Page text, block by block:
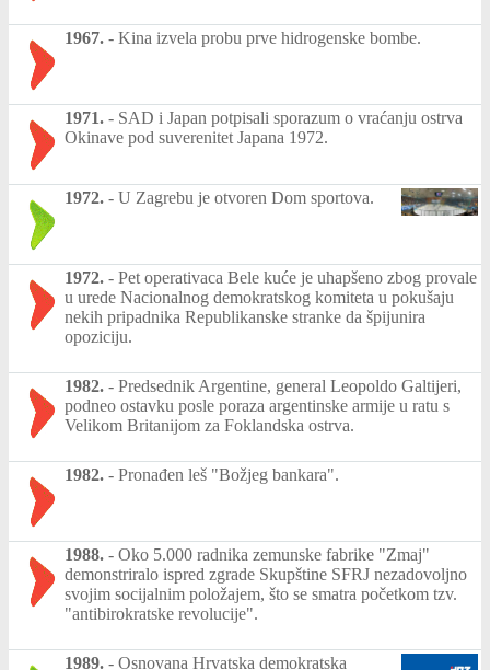
1967. - Kina izvela probu prve hidrogenske bombe.
1971. - SAD i Japan potpisali sporazum o vraćanju ostrva
Okinave pod suverenitet Japana 1972.
1972. - U Zagrebu je otvoren Dom sportova.
1972. - Pet operativaca Bele kuće je uhapšeno zbog provale
u urede Nacionalnog demokratskog komiteta u pokušaju
nekih pripadnika Republikanske stranke da špijunira
opoziciju.
1982. - Predsednik Argentine, general Leopoldo Galtijeri,
podneo ostavku posle poraza argentinske armije u ratu s
Velikom Britanijom za Foklandska ostrva.
1982. - Pronađen leš "Božjeg bankara".
1988. - Oko 5.000 radnika zemunske fabrike "Zmaj"
demonstriralo ispred zgrade Skupštine SFRJ nezadovoljno
svojim socijalnim položajem, što se smatra početkom tzv.
"antibirokratske revolucije".
1989. - Osnovana Hrvatska demokratska